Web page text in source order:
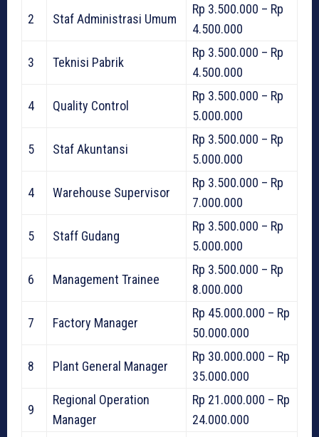
2 Staf Administrasi Umum
Rp 3.500.000 – Rp
4.500.000
3 Teknisi Pabrik
Rp 3.500.000 – Rp
4.500.000
4 Quality Control
Rp 3.500.000 – Rp
5.000.000
5 Staf Akuntansi
Rp 3.500.000 – Rp
5.000.000
4 Warehouse Supervisor
Rp 3.500.000 – Rp
7.000.000
5 Staff Gudang
Rp 3.500.000 – Rp
5.000.000
6 Management Trainee
Rp 3.500.000 – Rp
8.000.000
7 Factory Manager
Rp 45.000.000 – Rp
50.000.000
8 Plant General Manager
Rp 30.000.000 – Rp
35.000.000
9
Regional Operation
Manager
Rp 21.000.000 – Rp
24.000.000